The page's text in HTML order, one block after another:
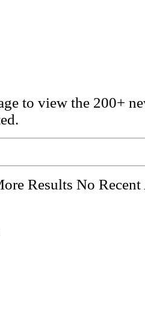
to view the 200+
Results No